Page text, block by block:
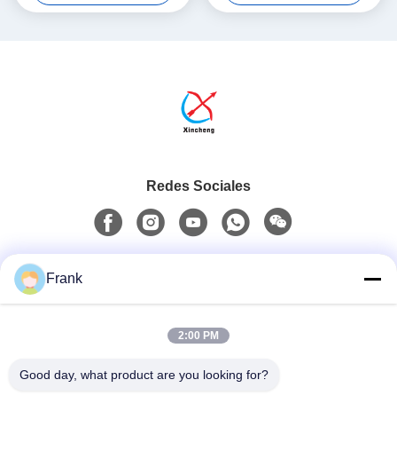
inflables
Redes Sociales
0086-13711630819
Frank
2:00 PM
Good day, what product are you looking for?